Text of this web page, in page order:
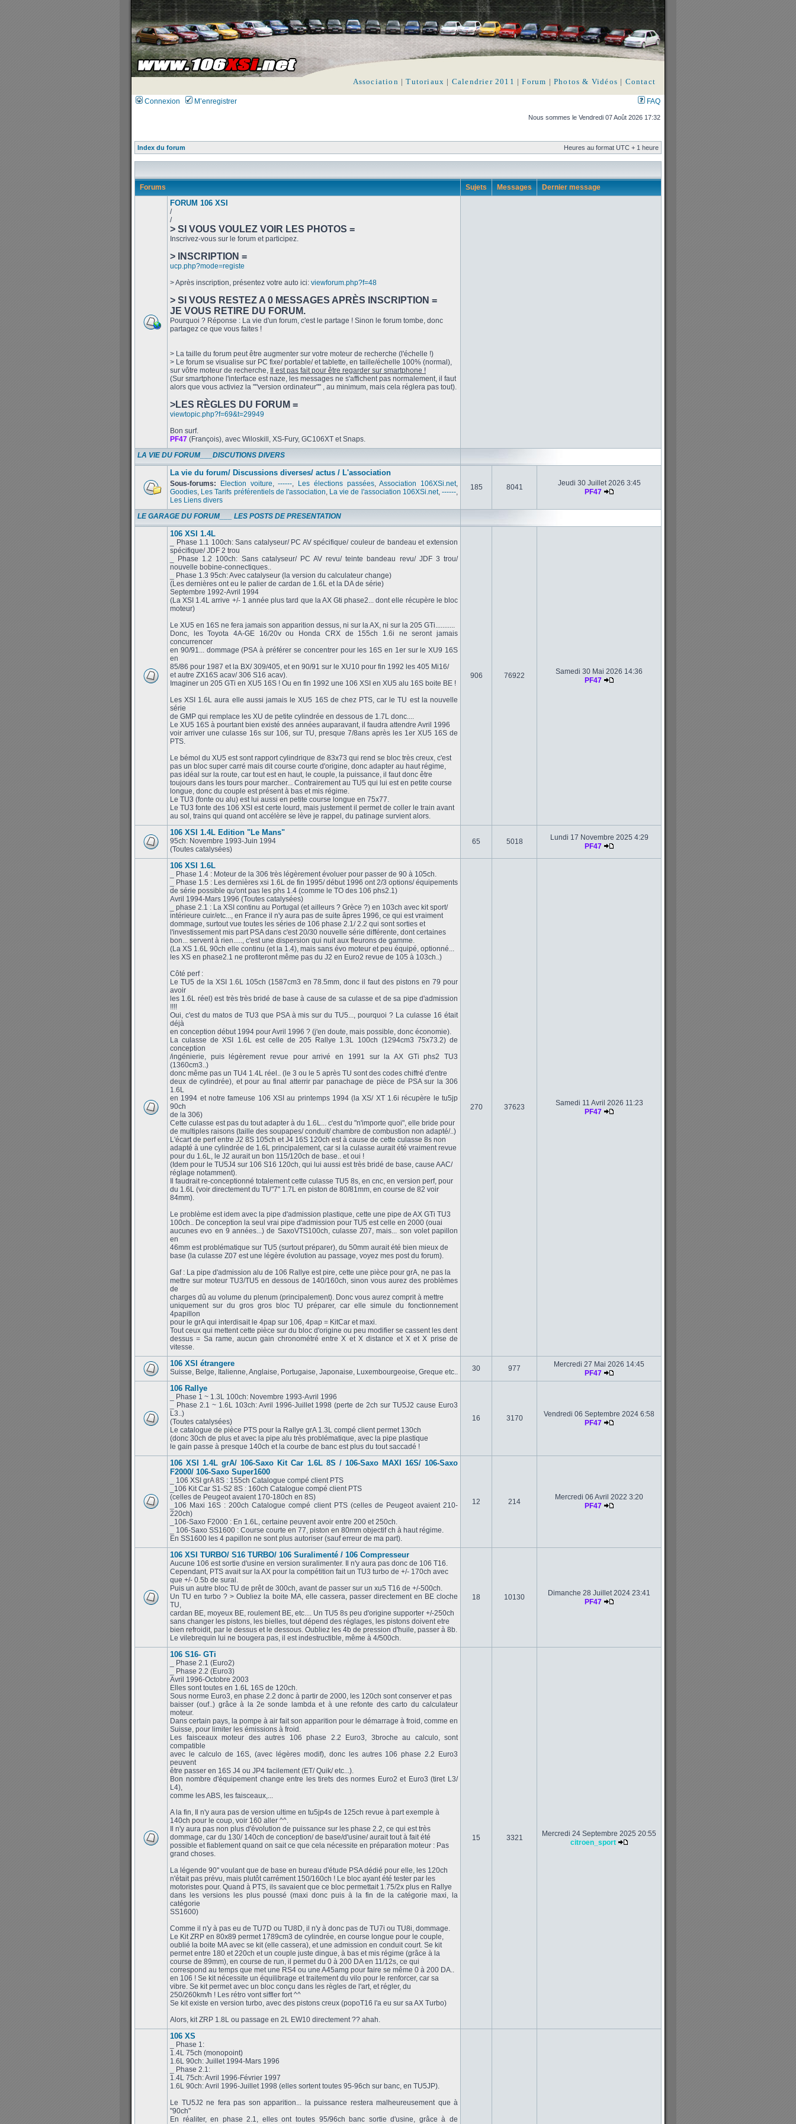
Association |Tutoriaux | Calendrier 2011 |Forum | Photos & Vidéos | Contact
Connexion M’enregistrer FAQ
Nous sommes le Vendredi 07 Août 2026 17:32
Index du forum Heures au format UTC + 1 heure
Forums Sujets Messages Dernier message
FORUM 106 XSI
/
/
> SI VOUS VOULEZ VOIR LES PHOTOS =
Inscrivez-vous sur le forum et participez.
> INSCRIPTION =
ucp.php?mode=registe
> Après inscription, présentez votre auto ici: viewforum.php?f=48
> SI VOUS RESTEZ A 0 MESSAGES APRÈS INSCRIPTION =
JE VOUS RETIRE DU FORUM.
Pourquoi ? Réponse : La vie d'un forum, c'est le partage ! Sinon le forum tombe, donc
partagez ce que vous faites !
> La taille du forum peut être augmenter sur votre moteur de recherche (l'échelle !)
> Le forum se visualise sur PC fixe/ portable/ et tablette, en taille/échelle 100% (normal),
sur vôtre moteur de recherche,
Il est pas fait pour être regarder sur smartphone !
(Sur smartphone l'interface est naze, les messages ne s'affichent pas normalement, il faut
alors que vous activiez la ""version ordinateur"" , au minimum, mais cela réglera pas tout).
>LES RÈGLES DU FORUM =
viewtopic.php?f=69&t=29949
Bon surf.
PF47 (François), avec Wiloskill, XS-Fury, GC106XT et Snaps.
LA VIE DU FORUM___DISCUTIONS DIVERS
La vie du forum/ Discussions diverses/ actus / L'association
Sous-forums: Election voiture,------, Les élections passées,Association 106XSi.net,
Goodies, Les Tarifs préférentiels de l'association, La vie de l'association 106XSi.net,------,
Les Liens divers
185 8041
Jeudi 30 Juillet 2026 3:45
PF47
LE GARAGE DU FORUM___ LES POSTS DE PRESENTATION
106 XSI 1.4L
_ Phase 1.1 100ch: Sans catalyseur/ PC AV spécifique/ couleur de bandeau et extension
spécifique/ JDF 2 trou
_ Phase 1.2 100ch: Sans catalyseur/ PC AV revu/ teinte bandeau revu/ JDF 3 trou/
nouvelle bobine-connectiques..
_ Phase 1.3 95ch: Avec catalyseur (la version du calculateur change)
(Les dernières ont eu le palier de cardan de 1.6L et la DA de série)
Septembre 1992-Avril 1994
(La XSI 1.4L arrive +/- 1 année plus tard que la AX Gti phase2... dont elle récupère le bloc
moteur)
Le XU5 en 16S ne fera jamais son apparition dessus, ni sur la AX, ni sur la 205 GTi...........
Donc, les Toyota 4A-GE 16/20v ou Honda CRX de 155ch 1.6i ne seront jamais
concurrencer
en 90/91... dommage (PSA à préférer se concentrer pour les 16S en 1er sur le XU9 16S
en
85/86 pour 1987 et la BX/ 309/405, et en 90/91 sur le XU10 pour fin 1992 les 405 Mi16/
et autre ZX16S acav/ 306 S16 acav).
Imaginer un 205 GTi en XU5 16S ! Ou en fin 1992 une 106 XSI en XU5 alu 16S boite BE !
Les XSI 1.6L aura elle aussi jamais le XU5 16S de chez PTS, car le TU est la nouvelle
série
de GMP qui remplace les XU de petite cylindrée en dessous de 1.7L donc....
Le XU5 16S à pourtant bien existé des années auparavant, il faudra attendre Avril 1996
voir arriver une culasse 16s sur 106, sur TU, presque 7/8ans après les 1er XU5 16S de
PTS.
Le bémol du XU5 est sont rapport cylindrique de 83x73 qui rend se bloc très creux, c'est
pas un bloc super carré mais dit course courte d'origine, donc adapter au haut régime,
pas idéal sur la route, car tout est en haut, le couple, la puissance, il faut donc être
toujours dans les tours pour marcher... Contrairement au TU5 qui lui est en petite course
longue, donc du couple est présent à bas et mis régime.
Le TU3 (fonte ou alu) est lui aussi en petite course longue en 75x77.
Le TU3 fonte des 106 XSI est certe lourd, mais justement il permet de coller le train avant
au sol, trains qui quand ont accélère se lève je rappel, du patinage survient alors.
906 76922
Samedi 30 Mai 2026 14:36
PF47
106 XSI 1.4L Edition "Le Mans"
95ch: Novembre 1993-Juin 1994
(Toutes catalysées)
65 5018
Lundi 17 Novembre 2025 4:29
PF47
106 XSI 1.6L
_ Phase 1.4 : Moteur de la 306 très légèrement évoluer pour passer de 90 à 105ch.
_ Phase 1.5 : Les dernières xsi 1.6L de fin 1995/ début 1996 ont 2/3 options/ équipements
de série possible qu'ont pas les phs 1.4 (comme le TO des 106 phs2.1)
Avril 1994-Mars 1996 (Toutes catalysées)
_ phase 2.1 : La XSI continu au Portugal (et ailleurs ? Grèce ?) en 103ch avec kit sport/
intérieure cuir/etc..., en France il n'y aura pas de suite âpres 1996, ce qui est vraiment
dommage, surtout vue toutes les séries de 106 phase 2.1/ 2.2 qui sont sorties et
l'investissement mis part PSA dans c'est 20/30 nouvelle série différente, dont certaines
bon... servent à rien....., c'est une dispersion qui nuit aux fleurons de gamme.
(La XS 1.6L 90ch elle continu (et la 1.4), mais sans évo moteur et peu équipé, optionné...
les XS en phase2.1 ne profiteront même pas du J2 en Euro2 revue de 105 à 103ch..)
Côté perf :
Le TU5 de la XSI 1.6L 105ch (1587cm3 en 78.5mm, donc il faut des pistons en 79 pour
avoir
les 1.6L réel) est très très bridé de base à cause de sa culasse et de sa pipe d'admission
!!!!
Oui, c'est du matos de TU3 que PSA à mis sur du TU5..., pourquoi ? La culasse 16 était
déjà
en conception début 1994 pour Avril 1996 ? (j'en doute, mais possible, donc économie).
La culasse de XSI 1.6L est celle de 205 Rallye 1.3L 100ch (1294cm3 75x73.2) de
conception
/ingénierie, puis légèrement revue pour arrivé en 1991 sur la AX GTi phs2 TU3
(1360cm3..)
donc même pas un TU4 1.4L réel.. (le 3 ou le 5 après TU sont des codes chiffré d'entre
deux de cylindrée), et pour au final atterrir par panachage de pièce de PSA sur la 306
1.6L
en 1994 et notre fameuse 106 XSI au printemps 1994 (la XS/ XT 1.6i récupère le tu5jp
90ch
de la 306)
Cette culasse est pas du tout adapter à du 1.6L... c'est du "n'importe quoi", elle bride pour
de multiples raisons (taille des soupapes/ conduit/ chambre de combustion non adapté/..)
L'écart de perf entre J2 8S 105ch et J4 16S 120ch est à cause de cette culasse 8s non
adapté à une cylindrée de 1.6L principalement, car si la culasse aurait été vraiment revue
pour du 1.6L, le J2 aurait un bon 115/120ch de base.. et oui !
(Idem pour le TU5J4 sur 106 S16 120ch, qui lui aussi est très bridé de base, cause AAC/
réglage notamment).
Il faudrait re-conceptionné totalement cette culasse TU5 8s, en cnc, en version perf, pour
du 1.6L (voir directement du TU"7" 1.7L en piston de 80/81mm, en course de 82 voir
84mm).
Le problème est idem avec la pipe d'admission plastique, cette une pipe de AX GTi TU3
100ch.. De conception la seul vrai pipe d'admission pour TU5 est celle en 2000 (ouai
aucunes evo en 9 années...) de SaxoVTS100ch, culasse Z07, mais... son volet papillon
en
46mm est problématique sur TU5 (surtout préparer), du 50mm aurait été bien mieux de
base (la culasse Z07 est une légère évolution au passage, voyez mes post du forum).
Gaf : La pipe d'admission alu de 106 Rallye est pire, cette une pièce pour grA, ne pas la
mettre sur moteur TU3/TU5 en dessous de 140/160ch, sinon vous aurez des problèmes
de
charges dû au volume du plenum (principalement). Donc vous aurez comprit à mettre
uniquement sur du gros gros bloc TU préparer, car elle simule du fonctionnement
4papillon
pour le grA qui interdisait le 4pap sur 106, 4pap = KitCar et maxi.
Tout ceux qui mettent cette pièce sur du bloc d'origine ou peu modifier se cassent les dent
dessus = Sa rame, aucun gain chronométré entre X et X distance et X et X prise de
vitesse.
270 37623
Samedi 11 Avril 2026 11:23
PF47
106 XSI étrangere
Suisse, Belge, Italienne, Anglaise, Portugaise, Japonaise, Luxembourgeoise, Greque etc.. 30 977
Mercredi 27 Mai 2026 14:45
PF47
106 Rallye
_ Phase 1 ~ 1.3L 100ch: Novembre 1993-Avril 1996
_ Phase 2.1 ~ 1.6L 103ch: Avril 1996-Juillet 1998 (perte de 2ch sur TU5J2 cause Euro3
L3..)
(Toutes catalysées)
Le catalogue de pièce PTS pour la Rallye grA 1.3L compé client permet 130ch
(donc 30ch de plus et avec la pipe alu très problématique, avec la pipe plastique
le gain passe à presque 140ch et la courbe de banc est plus du tout saccadé !
16 3170
Vendredi 06 Septembre 2024 6:58
PF47
106 XSI 1.4L grA/ 106-Saxo Kit Car 1.6L 8S / 106-Saxo MAXI 16S/ 106-Saxo
F2000/ 106-Saxo Super1600
_ 106 XSI grA 8S : 155ch Catalogue compé client PTS
_106 Kit Car S1-S2 8S : 160ch Catalogue compé client PTS
(celles de Peugeot avaient 170-180ch en 8S)
_106 Maxi 16S : 200ch Catalogue compé client PTS (celles de Peugeot avaient 210-
220ch)
_106-Saxo F2000 : En 1.6L, certaine peuvent avoir entre 200 et 250ch.
_ 106-Saxo SS1600 : Course courte en 77, piston en 80mm objectif ch à haut régime.
En SS1600 les 4 papillon ne sont plus autoriser (sauf erreur de ma part).
12 214
Mercredi 06 Avril 2022 3:20
PF47
106 XSI TURBO/ S16 TURBO/ 106 Suralimenté / 106 Compresseur
Aucune 106 est sortie d'usine en version suralimenter. Il n'y aura pas donc de 106 T16.
Cependant, PTS avait sur la AX pour la compétition fait un TU3 turbo de +/- 170ch avec
que +/- 0.5b de sural.
Puis un autre bloc TU de prêt de 300ch, avant de passer sur un xu5 T16 de +/-500ch.
Un TU en turbo ? > Oubliez la boite MA, elle cassera, passer directement en BE cloche
TU,
cardan BE, moyeux BE, roulement BE, etc.... Un TU5 8s peu d'origine supporter +/-250ch
sans changer les pistons, les bielles, tout dépend des réglages, les pistons doivent etre
bien refroidit, par le dessus et le dessous. Oubliez les 4b de pression d'huile, passer à 8b.
Le vilebrequin lui ne bougera pas, il est indestructible, même à 4/500ch.
18 10130
Dimanche 28 Juillet 2024 23:41
PF47
106 S16- GTi
_ Phase 2.1 (Euro2)
_ Phase 2.2 (Euro3)
Avril 1996-Octobre 2003
Elles sont toutes en 1.6L 16S de 120ch.
Sous norme Euro3, en phase 2.2 donc à partir de 2000, les 120ch sont conserver et pas
baisser (ouf..) grâce à la 2e sonde lambda et à une refonte des carto du calculateur
moteur.
Dans certain pays, la pompe à air fait son apparition pour le démarrage à froid, comme en
Suisse, pour limiter les émissions à froid.
Les faisceaux moteur des autres 106 phase 2.2 Euro3, 3broche au calculo, sont
compatible
avec le calculo de 16S, (avec légères modif), donc les autres 106 phase 2.2 Euro3
peuvent
être passer en 16S J4 ou JP4 facilement (ET/ Quik/ etc...).
Bon nombre d'équipement change entre les tirets des normes Euro2 et Euro3 (tiret L3/
L4),
comme les ABS, les faisceaux,...
A la fin, Il n'y aura pas de version ultime en tu5jp4s de 125ch revue à part exemple à
140ch pour le coup, voir 160 aller ^^.
Il n'y aura pas non plus d'évolution de puissance sur les phase 2.2, ce qui est très
dommage, car du 130/ 140ch de conception/ de base/d'usine/ aurait tout à fait été
possible et fiablement quand on sait ce que cela nécessite en préparation moteur : Pas
grand choses.
La légende 90'' voulant que de base en bureau d'étude PSA dédié pour elle, les 120ch
n'était pas prévu, mais plutôt carrément 150/160ch ! Le bloc ayant été tester par les
motoristes pour. Quand à PTS, ils savaient que ce bloc permettait 1.75/2x plus en Rallye
dans les versions les plus poussé (maxi donc puis à la fin de la catégorie maxi, la
catégorie
SS1600)
Comme il n'y à pas eu de TU7D ou TU8D, il n'y à donc pas de TU7i ou TU8i, dommage.
Le Kit ZRP en 80x89 permet 1789cm3 de cylindrée, en course longue pour le couple,
oublié la boite MA avec se kit (elle cassera), et une admission en conduit court. Se kit
permet entre 180 et 220ch et un couple juste dingue, à bas et mis régime (grâce à la
course de 89mm), en course de run, il permet du 0 à 200 DA en 11/12s, ce qui
correspond au temps que met une RS4 ou une A45amg pour faire se même 0 à 200 DA..
en 106 ! Se kit nécessite un équilibrage et traitement du vilo pour le renforcer, car sa
vibre. Se kit permet avec un bloc conçu dans les règles de l'art, et régler, du
250/260km/h ! Les rétro vont siffler fort ^^
Se kit existe en version turbo, avec des pistons creux (popoT16 l'a eu sur sa AX Turbo)
Alors, kit ZRP 1.8L ou passage en 2L EW10 directement ?? ahah.
15 3321
Mercredi 24 Septembre 2025 20:55
citroen_sport
106 XS
_ Phase 1:
1.4L 75ch (monopoint)
1.6L 90ch: Juillet 1994-Mars 1996
_ Phase 2.1:
1.4L 75ch: Avril 1996-Février 1997
1.6L 90ch: Avril 1996-Juillet 1998 (elles sortent toutes 95-96ch sur banc, en TU5JP).
Le TU5J2 ne fera pas son apparition... la puissance restera malheureusement que à
"90ch"
En réaliter, en phase 2.1, elles ont toutes 95/96ch banc sortie d'usine, grâce à de